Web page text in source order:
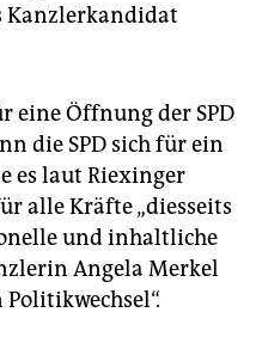
Kanzlerkandidat
eine Öffnung der SPD
die SPD sich für ein
es laut Riexinger
alle Kräfte „diesseits
und inhaltliche
Angela Merkel